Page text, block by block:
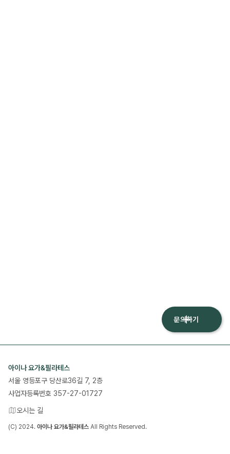
문의하기
아이나 요가&필라테스
서울 영등포구 당산로36길 7, 2층
사업자등록번호 357-27-01727
오시는 길
(C) 2024. 아이나 요가&필라테스 All Rights Reserved.